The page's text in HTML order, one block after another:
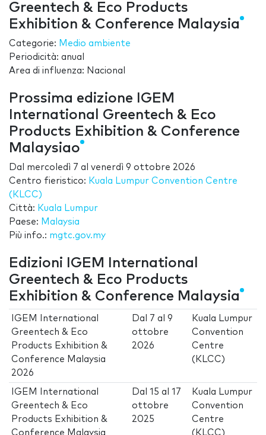
Greentech & Eco Products
Exhibition & Conference Malaysia
Categorie: Medio ambiente
Periodicità: anual
Area di influenza: Nacional
Prossima edizione IGEM
International Greentech & Eco
Products Exhibition & Conference
Malaysiao
Dal mercoledì 7 al venerdì 9 ottobre 2026
Centro fieristico: Kuala Lumpur Convention Centre
(KLCC)
Città: Kuala Lumpur
Paese: Malaysia
Più info.: mgtc.gov.my
Edizioni IGEM International
Greentech & Eco Products
Exhibition & Conference Malaysia
IGEM International
Greentech & Eco
Products Exhibition &
Conference Malaysia
2026
Dal 7 al9
ottobre
2026
Kuala Lumpur
Convention
Centre
(KLCC)
IGEM International
Greentech & Eco
Products Exhibition &
Conference Malaysia
Dal15 al17
ottobre
2025
Kuala Lumpur
Convention
Centre
(KLCC)